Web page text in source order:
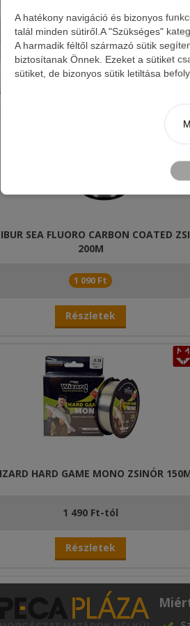
A hatékony navigáció és bizonyos
talál minden sütiről.A "Szükséges"
A harmadik féltől származó sütik
biztosítanak Önnek. Ezeket a sütiket
sütiket, de bizonyos sütik letiltása
láthatóság A hal óvatos! Főleg a
Ha alacsony láthatóságú
1 090 Ft -
+
TERMÉKEK
SEA FLUORO CARBON COATED
200M
1 090 Ft
Részletek
HARD GAME MONO ZSINÓR
1 490 Ft-tól
Részletek